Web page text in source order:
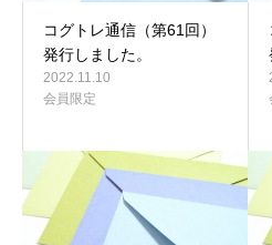
コグトレ通信（第61回）
発行しました。
2022.11.10
会員限定